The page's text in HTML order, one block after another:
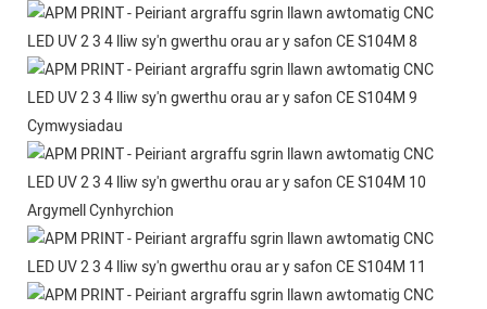
Cymwysiadau
Argymell Cynhyrchion